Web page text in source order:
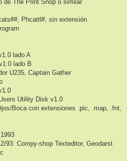
de The Print Shop o similar
Phcattl#, sin extensión
lado A
lado B
U235, Captain Gather
Utility Disk v1.0
Boca con extensiones .pic, .map, .fnt,
93: Compy-shop Texteditor, Geodarst